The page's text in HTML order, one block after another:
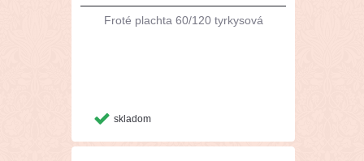
Froté plachta 60/120 tyrkysová
skladom